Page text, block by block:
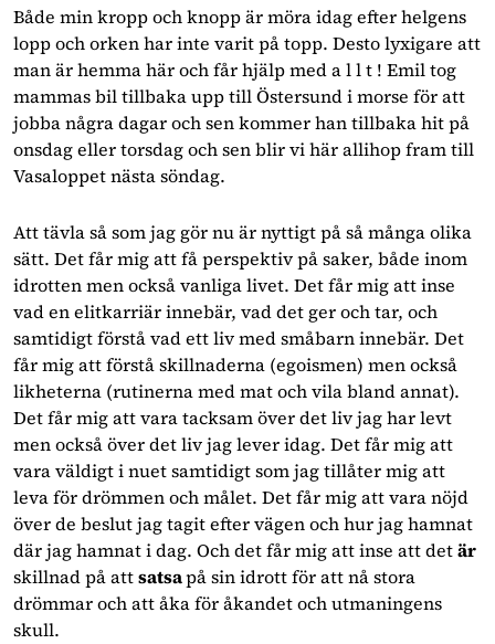
Både min kropp och knopp är möra idag efter helgens
lopp och orken har inte varit på topp. Desto lyxigare att
man är hemma här och får hjälp med a l l t ! Emil tog
mammas bil tillbaka upp till Östersund i morse för att
jobba några dagar och sen kommer han tillbaka hit på
onsdag eller torsdag och sen blir vi här allihop fram till
Vasaloppet nästa söndag.
Att tävla så som jag gör nu är nyttigt på så många olika
sätt. Det får mig att få perspektiv på saker, både inom
idrotten men också vanliga livet. Det får mig att inse
vad en elitkarriär innebär, vad det ger och tar, och
samtidigt förstå vad ett liv med småbarninnebär. Det
får mig att förstå skillnaderna (egoismen) men också
likheterna (rutinerna med mat och vila bland annat).
Det får mig att vara tacksam över det liv jag har levt
men också över det liv jag lever idag. Det får mig att
vara väldigt i nuet samtidigt som jag tillåter mig att
leva för drömmen och målet. Det får mig att vara nöjd
över de beslut jag tagit efter vägen och hur jag hamnat
där jag hamnat i dag. Och det får mig att inse att detär
skillnad på attsatsapå sin idrott för att nå stora
drömmar och att åka för åkandet och utmaningens
skull.